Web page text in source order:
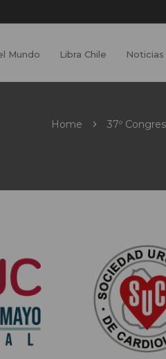
Mundo Libra Chile Noticias
Home 37º